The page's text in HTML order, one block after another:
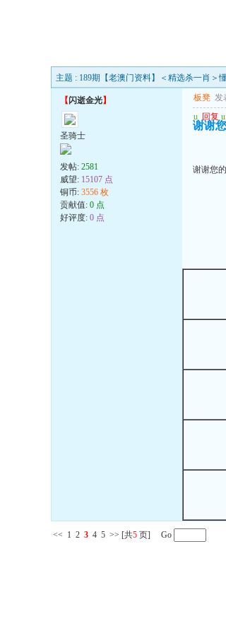
主题 : 189期【老澳门资料】＜精选杀一肖＞
【闪逝金光】
圣骑士
发帖: 2581
威望: 15107 点
铜币: 3556 枚
贡献值: 0 点
好评度: 0 点
板凳 发
u 回复 u
谢谢
谢谢您
<< 1 2 3 4 5 >> [共5 页] Go